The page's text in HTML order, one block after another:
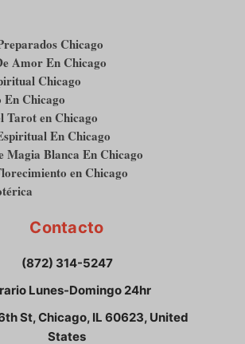
Chicago
Amor En Chicago
Chicago
Chicago
Tarot en Chicago
En Chicago
Magia Blanca En Chicago
en Chicago
Contacto
(872) 314-5247
Lunes-Domingo 24hr
St, Chicago, IL 60623, United
States